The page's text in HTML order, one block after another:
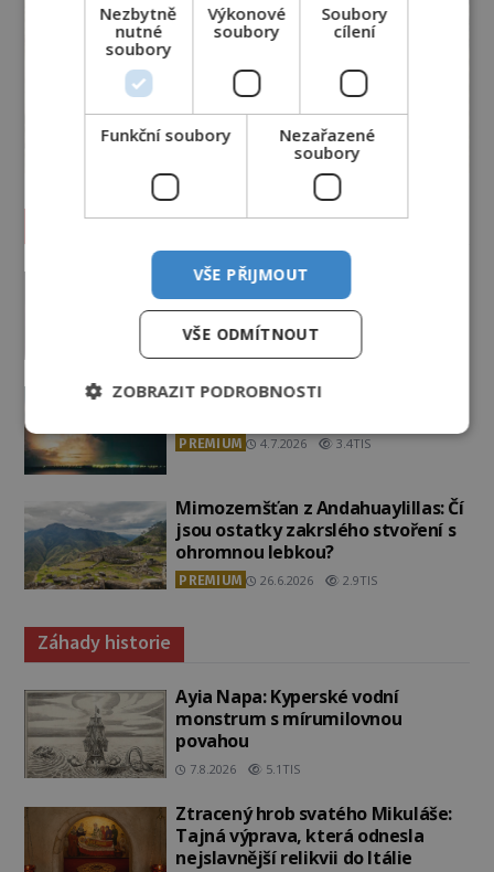
Vesmír a technologie
Podivné události roku 2023: Jsou
Američané v obležení UFO?
PREMIUM 27.7.2026
Nad australským městem
PREMIUM 4.7.2026 3.4TIS
Mimozemšťan z Andahuaylillas: Čí
jsou ostatky zakrslého stvoření s
ohromnou lebkou?
PREMIUM 26.6.2026 2.9TIS
Záhady historie
Ayia Napa: Kyperské vodní
monstrum s mírumilovnou
povahou
7.8.2026 5.1TIS
Ztracený hrob svatého Mikuláše:
Tajná výprava, která odnesla
nejslavnější relikvii do Itálie
Nezbytně
nutné
soubory
Výkonové
soubory
Soubory
cílení
Funkční soubory
Nezařazené
soubory
VŠE PŘIJMOUT
VŠE ODMÍTNOUT
ZOBRAZIT PODROBNOSTI